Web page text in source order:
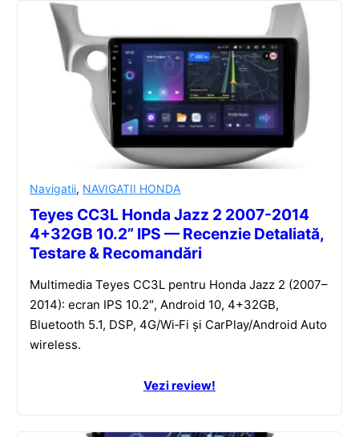
Navigatii, NAVIGATII HONDA
Teyes CC3L Honda Jazz 2 2007-2014
4+32GB 10.2” IPS — Recenzie Detaliată,
Testare & Recomandări
Multimedia Teyes CC3L pentru Honda Jazz 2 (2007–
2014): ecran IPS 10.2″, Android 10, 4+32GB,
Bluetooth 5.1, DSP, 4G/Wi‑Fi și CarPlay/Android Auto
wireless.
Vezi review!